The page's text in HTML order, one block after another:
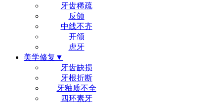
牙齿稀疏
反颌
中线不齐
开颌
虎牙
美学修复▼
牙齿缺损
牙根折断
牙釉质不全
四环素牙